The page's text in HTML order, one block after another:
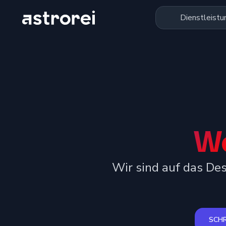
Astrorei
Wir sind auf das